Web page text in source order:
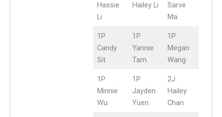
Hassie
Li
Hailey Li
Sarve
Ma
1P
Candy
Sit
1P
Yannie
Tam
1P
Megan
Wang
1P
Minnie
Wu
1P
Jayden
Yuen
2J
Hailey
Chan